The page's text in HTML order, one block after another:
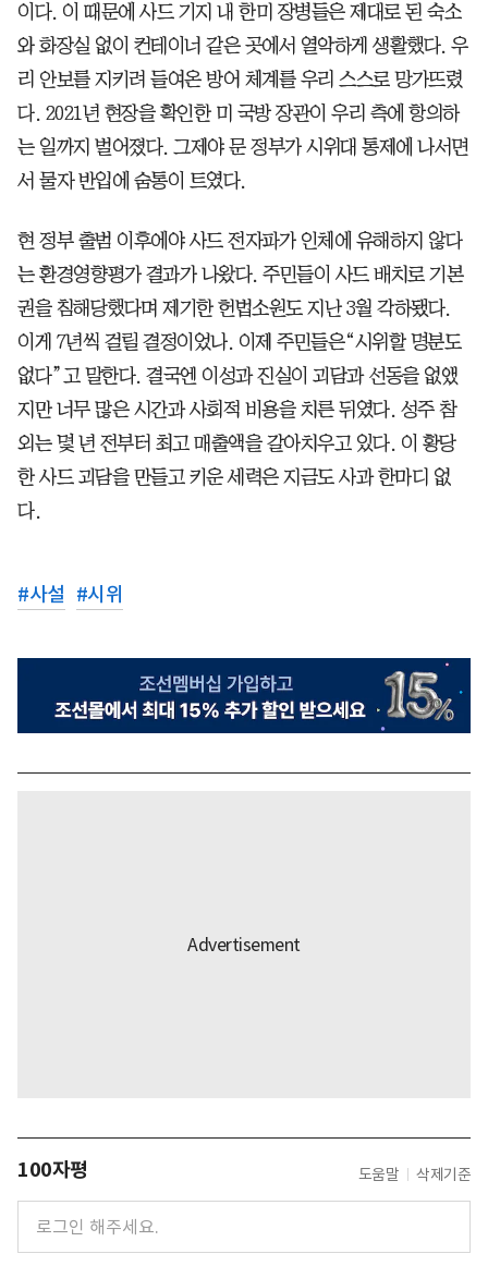
이다. 이 때문에 사드 기지 내 한미 장병들은 제대로 된 숙소
와 화장실 없이 컨테이너 같은 곳에서 열악하게 생활했다. 우
리 안보를 지키려 들여온 방어 체계를 우리 스스로 망가뜨렸
다. 2021년 현장을 확인한 미 국방 장관이 우리 측에 항의하
는 일까지 벌어졌다. 그제야 문 정부가 시위대 통제에 나서면
서 물자 반입에 숨통이 트였다.
현 정부 출범 이후에야 사드 전자파가 인체에 유해하지 않다
는 환경영향평가 결과가 나왔다. 주민들이 사드 배치로 기본
권을 침해당했다며 제기한 헌법소원도 지난 3월 각하됐다.
이게 7년씩 걸릴 결정이었나. 이제 주민들은“시위할 명분도
없다”고 말한다. 결국엔 이성과 진실이 괴담과 선동을 없앴
지만 너무 많은 시간과 사회적 비용을 치른 뒤였다. 성주 참
외는 몇 년 전부터 최고 매출액을 갈아치우고 있다. 이 황당
한 사드 괴담을 만들고 키운 세력은 지금도 사과 한마디 없
다.
#사설 #시위
100자평 도움말 삭제기준